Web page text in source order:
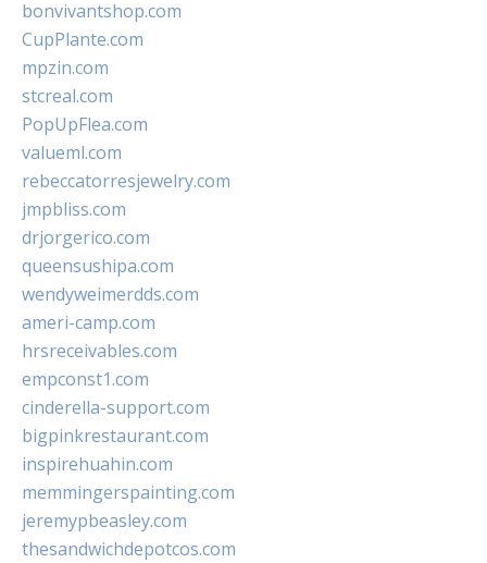
bonvivantshop.com
CupPlante.com
mpzin.com
stcreal.com
PopUpFlea.com
valueml.com
rebeccatorresjewelry.com
jmpbliss.com
drjorgerico.com
queensushipa.com
wendyweimerdds.com
ameri-camp.com
hrsreceivables.com
empconst1.com
cinderella-support.com
bigpinkrestaurant.com
inspirehuahin.com
memmingerspainting.com
jeremypbeasley.com
thesandwichdepotcos.com